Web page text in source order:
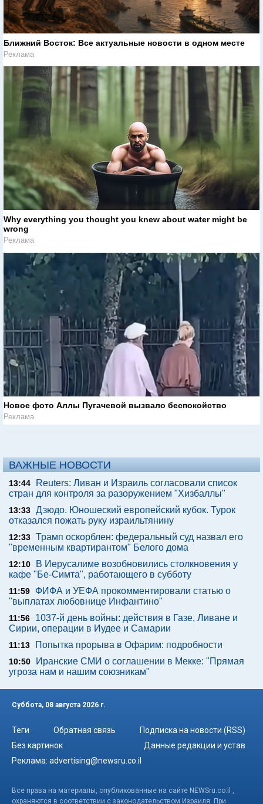
Ближний Восток: Все актуальные новости в одном месте
Реклама
Why everything you thought you knew about water might be
wrong
Реклама
Новое фото Аллы Пугачевой вызвало беспокойство
Реклама
ВАЖНЫЕ НОВОСТИ
13:44
Reuters: Ливан и Израиль согласовали список
стран для контроля за разоружением "Хизбаллы"
13:33 Дзюдо. Юношеский европейский кубок. Турок
отказался пожать руку израильтянину
12:33 Трамп оскорблен: федеральный суд назвал его
"временным квартирантом" Белого дома
12:10
В Иерусалиме возобновились столкновения у
кафе "Бе-Симта", работающего в субботу
11:59
ФИФА и УЕФА прокомментировали статью о
"выплатах любовнице Инфантино"
11:56
1037-й день войны: действия в Газе, Ливане и
Сирии, операции в Иудее и Самарии
11:13 Попытка прорыва в Офарим: подробности
10:50
Иранские СМИ о соглашении в Мекке: "Прямая
угроза нам и нашим союзникам"
Суббота, 08 августа 2026 г.
Теги Обратная связь
Подписка на новости (RSS)
Без картинок
Данные редакции и устав
Реклама: advertising@newsru.co.il
Все права на материалы, опубликованные на сайте NEWSru.co.il ,
охраняются в соответствии с законодательством Израиля. При